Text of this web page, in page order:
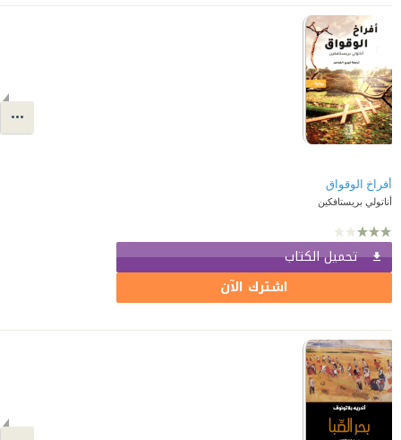
أفراخ الوقواق
أناتولي بريستافكين
تحميل الكتاب
اشترك الآن